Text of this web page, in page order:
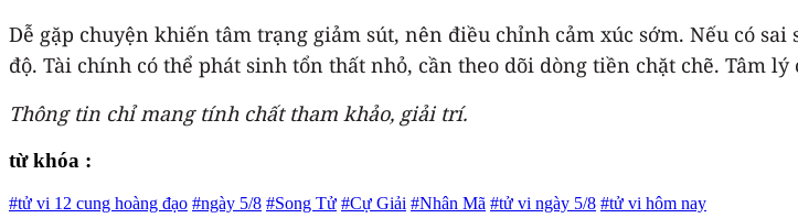
Dễ gặp chuyện khiến tâm trạng giảm sút, nên điều chỉnh cảm xúc sớm. Nếu có
độ. Tài chính có thể phát sinh tổn thất nhỏ, cần theo dõi dòng tiền chặt chẽ. Tâm
Thông tin chỉ mang tính chất tham khảo, giải trí.
từ khóa :
#tử vi 12 cung hoàng đạo #ngày 5/8 #Song Tử #Cự Giải #Nhân Mã #tử vi ngày 5/8 #tử vi hôm nay